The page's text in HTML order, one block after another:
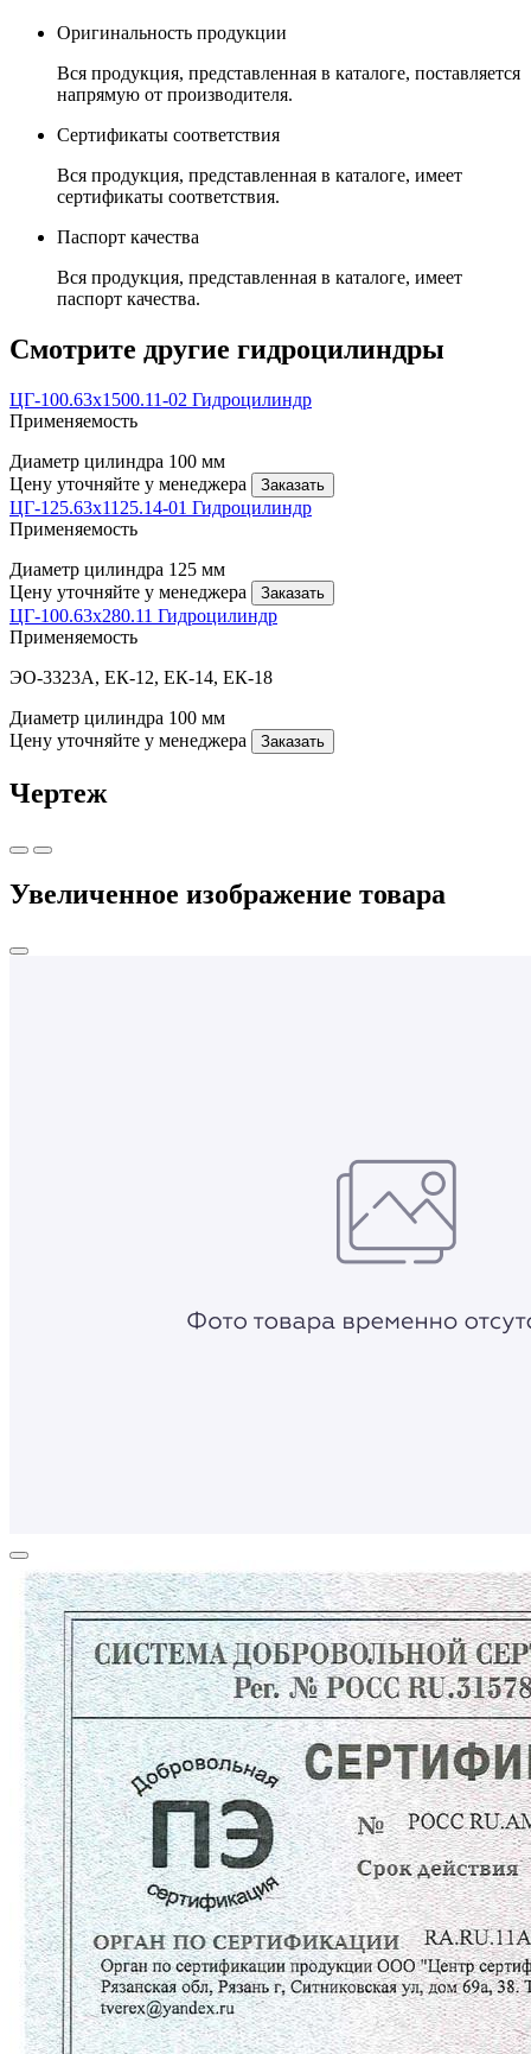
Оригинальность продукции
Вся продукция, представленная в каталоге, поставляется
напрямую от производителя.
Сертификаты соответствия
Вся продукция, представленная в каталоге, имеет
сертификаты соответствия.
Паспорт качества
Вся продукция, представленная в каталоге, имеет
паспорт качества.
Смотрите другие гидроцилиндры
ЦГ-100.63х1500.11-02 Гидроцилиндр
Применяемость
Диаметр цилиндра 100 мм
Цену уточняйте у менеджера
Заказать
ЦГ-125.63х1125.14-01 Гидроцилиндр
Применяемость
Диаметр цилиндра 125 мм
Цену уточняйте у менеджера
Заказать
ЦГ-100.63х280.11 Гидроцилиндр
Применяемость
ЭО-3323А, ЕК-12, ЕК-14, ЕК-18
Диаметр цилиндра 100 мм
Цену уточняйте у менеджера
Заказать
Чертеж
Увеличенное изображение товара